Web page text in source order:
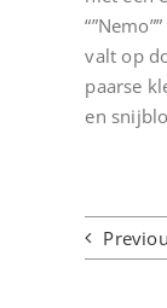
valt op
paarse
en